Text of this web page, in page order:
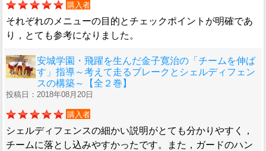
購入者
それぞれのメニューの目的とチェックポイントが明確であ
り，とても参考になりました。
安城学園・飛躍を生んだ金子寛治の「チームを伸ば
す」指導～考えて走るブレークとシェルディフェン
スの構築～【全２巻】
投稿日：2018年08月20日
購入者
シェルディフェンスの細かい説明がとても分かりやすく，
チームに落とし込みやすかったです。また，ガードのハン